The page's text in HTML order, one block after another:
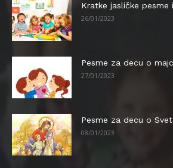
Kratke jasličke pesme
26/01/2023
Pesme za decu o
27/01/2023
Pesme za decu o
08/01/2023